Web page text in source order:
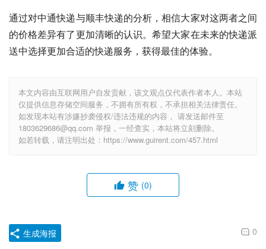
通过对中通快递与顺丰快递的分析，相信大家对这两者之间
的价格差异有了更加清晰的认识。希望大家在未来的快递派
送中选择更加合适的快递服务，获得最佳的体验。
本文内容由互联网用户自发贡献，该文观点仅代表作者本人。本站
仅提供信息存储空间服务，不拥有所有权，不承担相关法律责任。
如发现本站有涉嫌抄袭侵权/违法违规的内容， 请发送邮件至
1803629686@qq.com 举报，一经查实，本站将立刻删除。
如若转载，请注明出处：https://www.guirent.com/457.html
赞 (0)
0
生成海报